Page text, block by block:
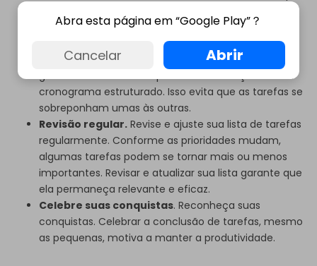
completar diariamente.
Aloque blocos de tempo
específicos para cada tarefa. A técnica de
gerenciamento de tempo auxilia na criação de um
cronograma estruturado. Isso evita que as tarefas se
sobreponham umas às outras.
Revisão regular. Revise e ajuste sua lista de tarefas
regularmente. Conforme as prioridades mudam,
algumas tarefas podem se tornar mais ou menos
importantes. Revisar e atualizar sua lista garante que
ela permaneça relevante e eficaz.
Celebre suas conquistas. Reconheça suas
conquistas. Celebrar a conclusão de tarefas, mesmo
as pequenas, motiva a manter a produtividade.
Abra esta página em “Google Play”？
Cancelar Abrir